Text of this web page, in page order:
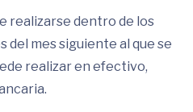
realizarse dentro de los
del mes siguiente al que se
realizar en efectivo,